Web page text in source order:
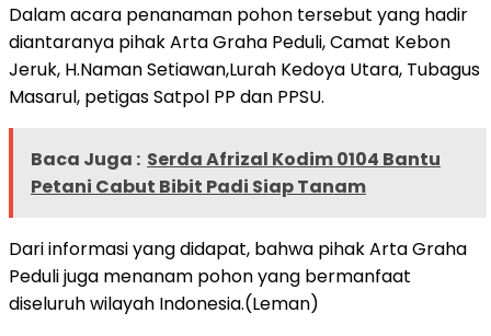
Dalam acara penanaman pohon tersebut yang hadir
diantaranya pihak Arta Graha Peduli, Camat Kebon
Jeruk, H.Naman Setiawan,Lurah Kedoya Utara, Tubagus
Masarul, petigas Satpol PP dan PPSU.
Baca Juga : Serda Afrizal Kodim 0104 Bantu
Petani Cabut Bibit Padi Siap Tanam
Dari informasi yang didapat, bahwa pihak Arta Graha
Peduli juga menanam pohon yang bermanfaat
diseluruh wilayah Indonesia.(Leman)